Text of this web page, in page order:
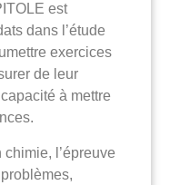
est
dans l’étude
exercices
de leur
à mettre
l’épreuve